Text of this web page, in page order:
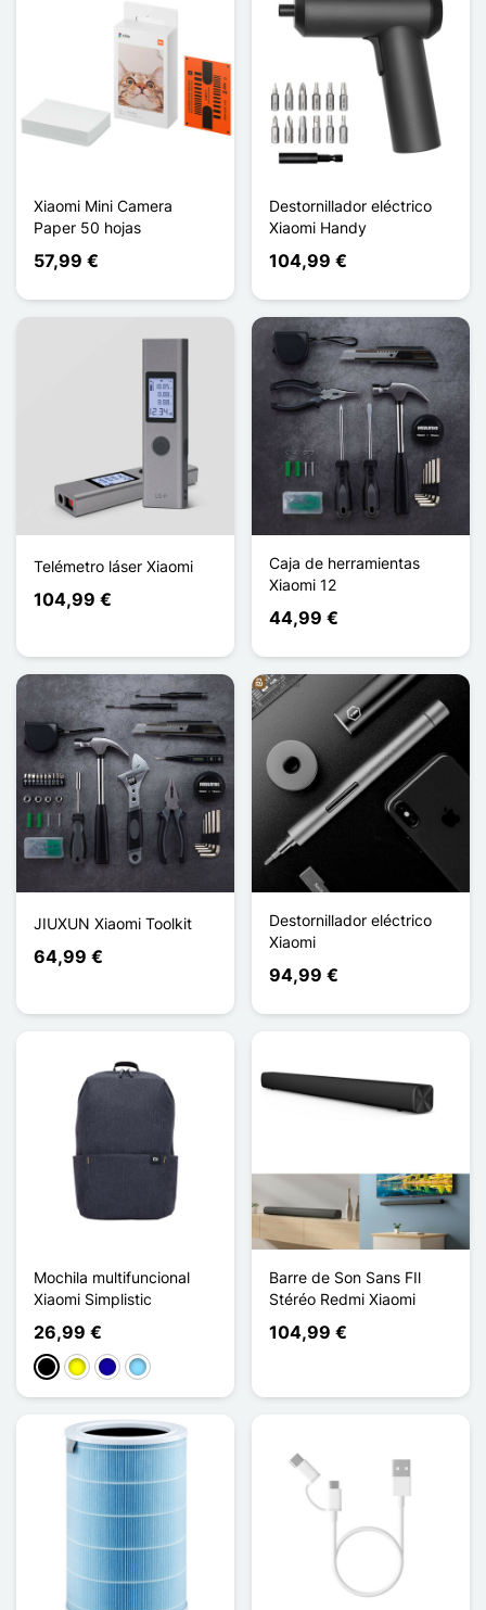
Xiaomi Mini Camera
Paper 50 hojas
57,99 €
Destornillador eléctrico
Xiaomi Handy
104,99 €
Telémetro láser Xiaomi
104,99 €
Caja de herramientas
Xiaomi 12
44,99 €
JIUXUN Xiaomi Toolkit
64,99 €
Destornillador eléctrico
Xiaomi
94,99 €
Mochila multifuncional
Xiaomi Simplistic
26,99 €
NegroAmarilloAzul oscuro
Azul claro
Barre de Son Sans FIl
Stéréo Redmi Xiaomi
104,99 €